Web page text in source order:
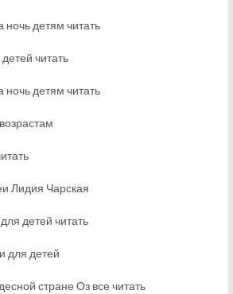
ночь детям читать
читать
детям читать
Лидия Чарская
детей читать
для детей
стране Оз все читать